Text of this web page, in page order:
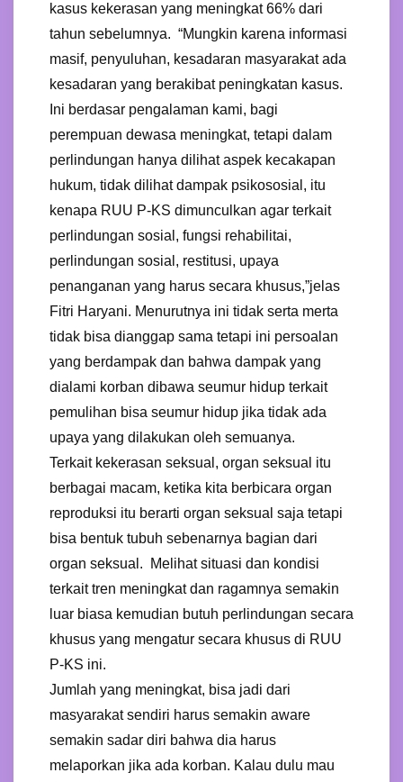
kasus kekerasan yang meningkat 66% dari
tahun sebelumnya. “Mungkin karena informasi
masif, penyuluhan, kesadaran masyarakat ada
kesadaran yang berakibat peningkatan kasus.
Ini berdasar pengalaman kami, bagi
perempuan dewasa meningkat, tetapi dalam
perlindungan hanya dilihat aspek kecakapan
hukum, tidak dilihat dampak psikososial, itu
kenapa RUU P-KS dimunculkan agar terkait
perlindungan sosial, fungsi rehabilitai,
perlindungan sosial, restitusi, upaya
penanganan yang harus secara khusus,”jelas
Fitri Haryani. Menurutnya ini tidak serta merta
tidak bisa dianggap sama tetapi ini persoalan
yang berdampak dan bahwa dampak yang
dialami korban dibawa seumur hidup terkait
pemulihan bisa seumur hidup jika tidak ada
upaya yang dilakukan oleh semuanya.
Terkait kekerasan seksual, organ seksual itu
berbagai macam, ketika kita berbicara organ
reproduksi itu berarti organ seksual saja tetapi
bisa bentuk tubuh sebenarnya bagian dari
organ seksual. Melihat situasi dan kondisi
terkait tren meningkat dan ragamnya semakin
luar biasa kemudian butuh perlindungan secara
khusus yang mengatur secara khusus di RUU
P-KS ini.
Jumlah yang meningkat, bisa jadi dari
masyarakat sendiri harus semakin aware
semakin sadar diri bahwa dia harus
melaporkan jika ada korban. Kalau dulu mau